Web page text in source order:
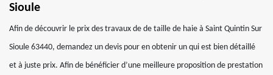
Sioule
Afin de découvrir le prix des travaux de de taille de haie à Saint Quintin Sur
Sioule 63440, demandez un devis pour en obtenir un qui est bien détaillé
et à juste prix. Afin de bénéficier d’une meilleure proposition de prestation